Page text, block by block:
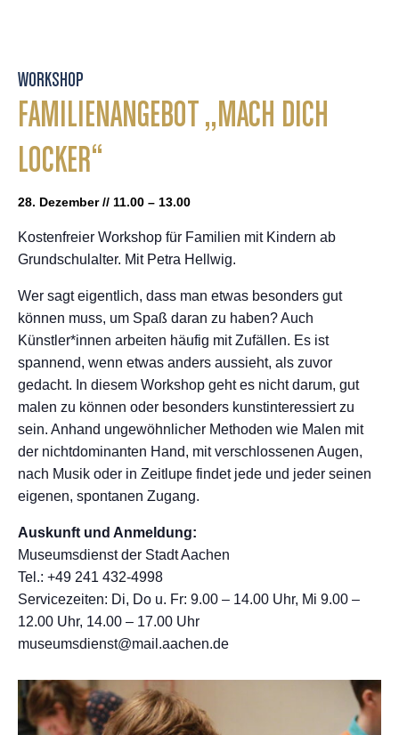
WORKSHOP
FAMILIENANGEBOT „MACH DICH
LOCKER“
28. Dezember // 11.00 – 13.00
Kostenfreier Workshop für Familien mit Kindern ab
Grundschulalter. Mit Petra Hellwig.
Wer sagt eigentlich, dass man etwas besonders gut
können muss, um Spaß daran zu haben? Auch
Künstler*innen arbeiten häufig mit Zufällen. Es ist
spannend, wenn etwas anders aussieht, als zuvor
gedacht. In diesem Workshop geht es nicht darum, gut
malen zu können oder besonders kunstinteressiert zu
sein. Anhand ungewöhnlicher Methoden wie Malen mit
der nichtdominanten Hand, mit verschlossenen Augen,
nach Musik oder in Zeitlupe findet jede und jeder seinen
eigenen, spontanen Zugang.
Auskunft und Anmeldung:
Museumsdienst der Stadt Aachen
Tel.: +49 241 432-4998
Servicezeiten: Di, Do u. Fr: 9.00 – 14.00 Uhr, Mi 9.00 –
12.00 Uhr, 14.00 – 17.00 Uhr
museumsdienst@mail.aachen.de